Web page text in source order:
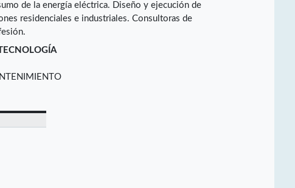
de la energía eléctrica. Diseño y ejecución de
residenciales e industriales. Consultoras de